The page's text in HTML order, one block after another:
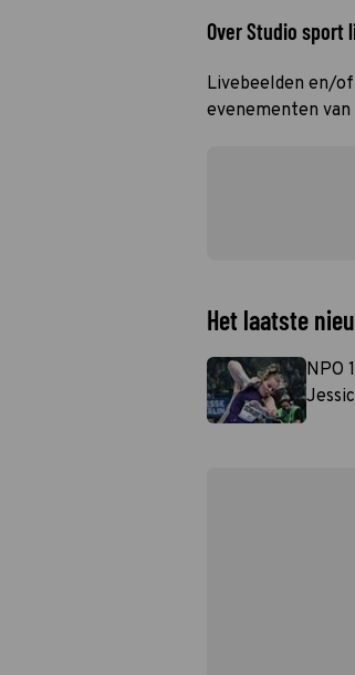
Over Studio sport
Livebeelden en/
evenementen
Het laatste
NPO